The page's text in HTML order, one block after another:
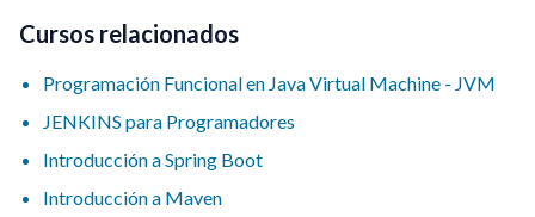
Cursos relacionados
Programación Funcional en Java Virtual Machine - JVM
JENKINS para Programadores
Introducción a Spring Boot
Introducción a Maven